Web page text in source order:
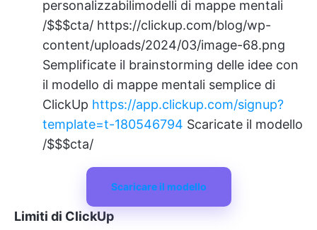
personalizzabilimodelli di mappe mentali
/$$$cta/ https://clickup.com/blog/wp-
content/uploads/2024/03/image-68.png
Semplificate il brainstorming delle idee con
il modello di mappe mentali semplice di
ClickUp https://app.clickup.com/signup?
template=t-180546794 Scaricate il modello
/$$$cta/
Scaricare il modello
Limiti di ClickUp